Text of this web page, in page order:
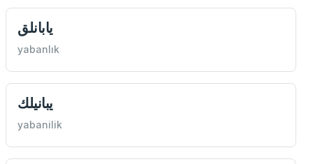
یابانلق
yabanlık
یبانيلك
yabanilik